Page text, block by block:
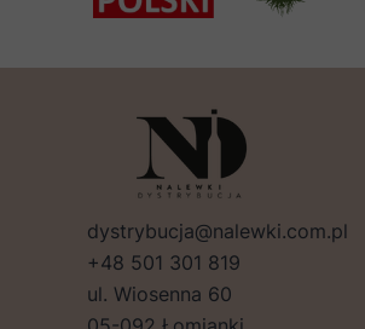
dystrybucja@nalewki.com.pl
+48 501 301 819
ul. Wiosenna 60